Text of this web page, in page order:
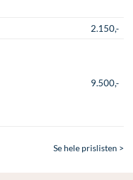
2.150,-
9.500,-
Se hele prislisten >